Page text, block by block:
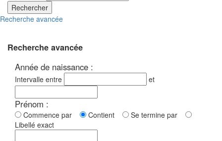
Rechercher
Recherche avancée
Recherche avancée
Année de naissance :
Intervalle entre et
Prénom :
Commence par Contient
Se termine par
Libellé exact